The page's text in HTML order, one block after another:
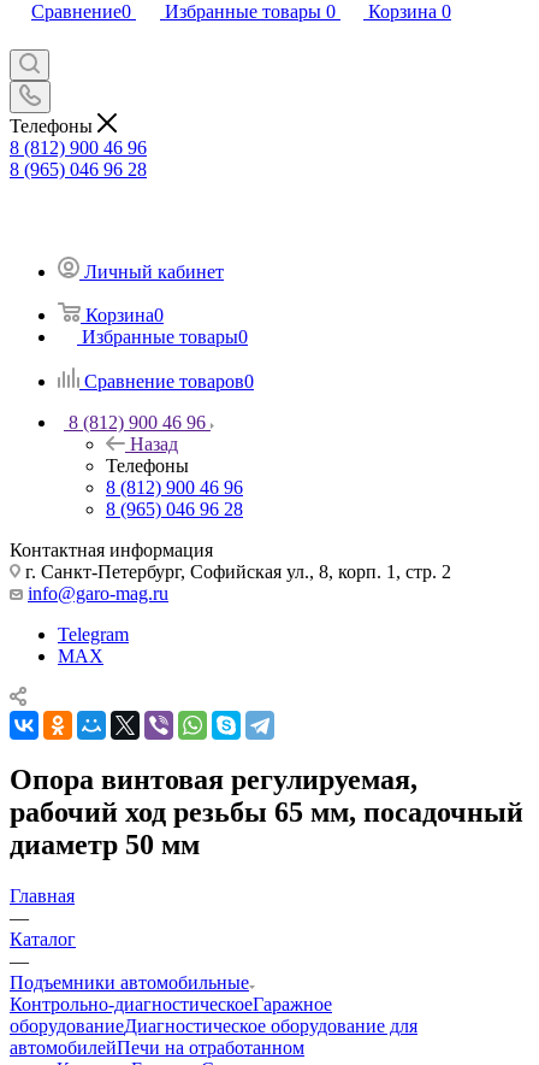
Сравнение0 Избранные товары 0 Корзина 0
Телефоны
8 (812) 900 46 96
8 (965) 046 96 28
Личный кабинет
Корзина0
Избранные товары0
Сравнение товаров0
8 (812) 900 46 96
Назад
Телефоны
8 (812) 900 46 96
8 (965) 046 96 28
Контактная информация
г. Санкт-Петербург, Софийская ул., 8, корп. 1, стр. 2
info@garo-mag.ru
Telegram
MAX
Опора винтовая регулируемая,
рабочий ход резьбы 65 мм, посадочный
диаметр 50 мм
Главная
—
Каталог
—
Подъемники автомобильные
Контрольно-диагностическоеГаражное
оборудованиеДиагностическое оборудование для
автомобилейПечи на отработанном